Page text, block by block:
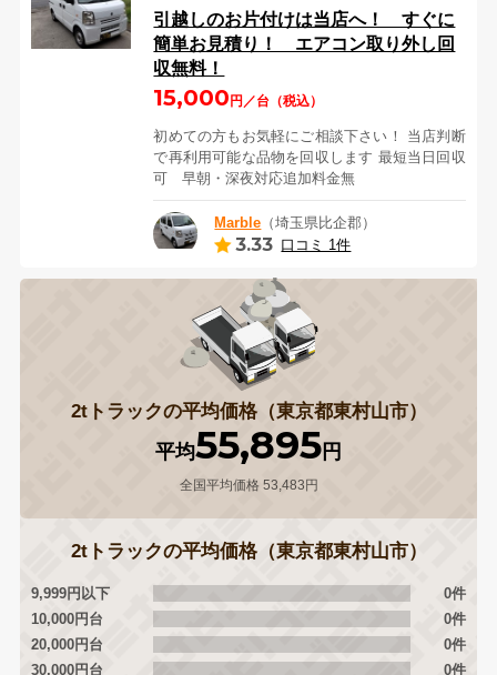
引越しのお片付けは当店へ！ すぐに
簡単お見積り！ エアコン取り外し回
収無料！
15,000円／台（税込）
初めての方もお気軽にご相談下さい！ 当店判断
で再利用可能な品物を回収します 最短当日回収
可 早朝・深夜対応追加料金無
Marble （埼玉県比企郡）
3.33 口コミ 1件
2tトラックの平均価格（東京都東村山市）
平均55,895 円
全国平均価格 53,483円
2tトラックの平均価格（東京都東村山市）
9,999円以下
0件
10,000円台
0件
20,000円台
0件
30,000円台
0件